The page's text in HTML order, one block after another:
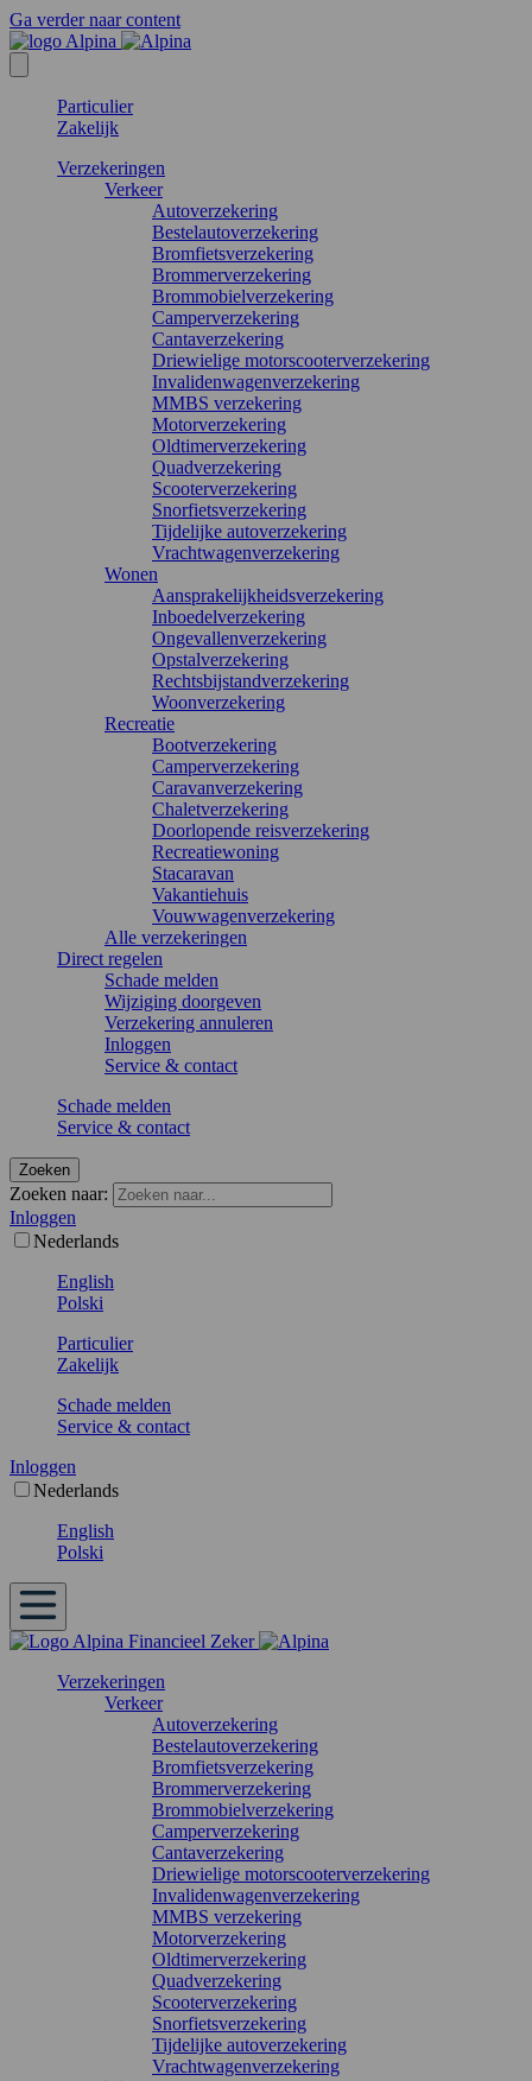
Ga verder naar content
Particulier
Zakelijk
Verzekeringen
Verkeer
Autoverzekering
Bestelautoverzekering
Bromfietsverzekering
Brommerverzekering
Brommobielverzekering
Camperverzekering
Cantaverzekering
Driewielige motorscooterverzekering
Invalidenwagenverzekering
MMBS verzekering
Motorverzekering
Oldtimerverzekering
Quadverzekering
Scooterverzekering
Snorfietsverzekering
Tijdelijke autoverzekering
Vrachtwagenverzekering
Wonen
Aansprakelijkheidsverzekering
Inboedelverzekering
Ongevallenverzekering
Opstalverzekering
Rechtsbijstandverzekering
Woonverzekering
Recreatie
Bootverzekering
Camperverzekering
Caravanverzekering
Chaletverzekering
Doorlopende reisverzekering
Recreatiewoning
Stacaravan
Vakantiehuis
Vouwwagenverzekering
Alle verzekeringen
Direct regelen
Schade melden
Wijziging doorgeven
Verzekering annuleren
Inloggen
Service & contact
Schade melden
Service & contact
Zoeken
Zoeken naar:
Inloggen
Nederlands
English
Polski
Particulier
Zakelijk
Schade melden
Service & contact
Inloggen
Nederlands
English
Polski
Verzekeringen
Verkeer
Autoverzekering
Bestelautoverzekering
Bromfietsverzekering
Brommerverzekering
Brommobielverzekering
Camperverzekering
Cantaverzekering
Driewielige motorscooterverzekering
Invalidenwagenverzekering
MMBS verzekering
Motorverzekering
Oldtimerverzekering
Quadverzekering
Scooterverzekering
Snorfietsverzekering
Tijdelijke autoverzekering
Vrachtwagenverzekering